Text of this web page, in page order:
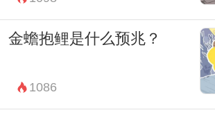
然而，梦境的解读并非绝对，
历、文化背景以及当前生活状
此，对于同一个梦境，不同的
金蟾抱鲤是什么预兆？
1086